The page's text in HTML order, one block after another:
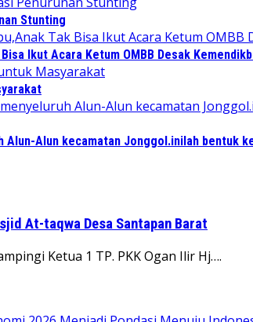
Stunting
Ikut Acara Ketum OMBB Desak
Alun kecamatan Jonggol.inilah bentuk
At-taqwa Desa Santapan Barat
Ketua 1 TP. PKK Ogan Ilir Hj….